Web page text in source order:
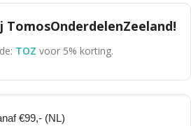
TomosOnderdelenZeeland!
TOZ voor 5% korting.
€99,- (NL)